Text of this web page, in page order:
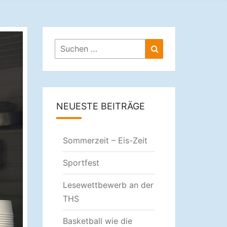
Suchen
nach:
NEUESTE BEITRÄGE
Sommerzeit – Eis-Zeit
Sportfest
Lesewettbewerb an der
THS
Basketball wie die